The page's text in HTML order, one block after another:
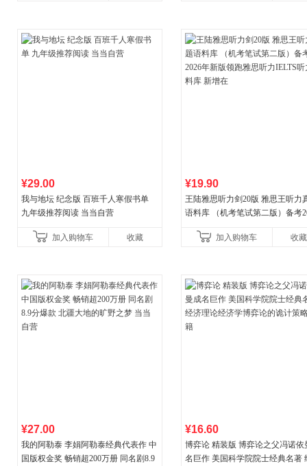
¥29.00
我与地坛 纪念版 百班千人寒假书单
九年级推荐阅读 当当自营
加入购物车 收藏
¥19.90
王陆雅思听力剑20版 雅思王听力
语料库 （机考笔试第二版）备考
新增在
加入购物车 收藏
¥27.00
我的阿勒泰 李娟阿勒泰经典代表作 中
国版权金奖 畅销超200万册 同名剧8.9
¥16.60
博弈论 精装版 博弈论之父冯诺依
名巨作 美国科学院院士经典名著